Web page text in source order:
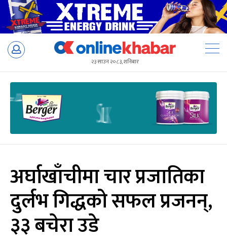
Skip
२३ साउन २०८३, शनिबार
अर्घाखाँचीमा चार प्रजातिका
दुर्लभ गिद्धको सफल प्रजनन्,
३३ बचेरा उडे